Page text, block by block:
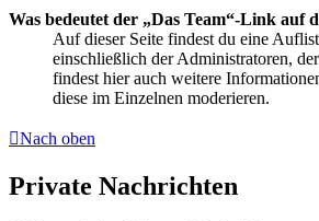
Was bedeutet der „Das Team“-Link auf
Auf dieser Seite findest du eine
einschließlich der Administratoren,
findest hier auch weitere
diese im Einzelnen moderieren.
Nach oben
Private Nachrichten